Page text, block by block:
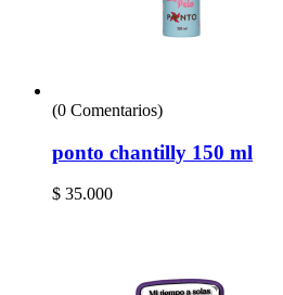
(0 Comentarios)
ponto chantilly 150 ml
$ 35.000